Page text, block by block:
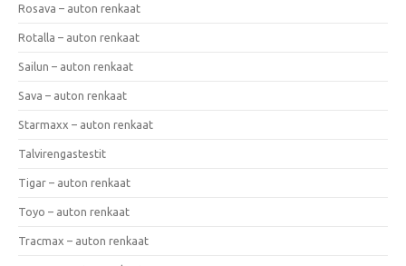
Rosava – auton renkaat
Rotalla – auton renkaat
Sailun – auton renkaat
Sava – auton renkaat
Starmaxx – auton renkaat
Talvirengastestit
Tigar – auton renkaat
Toyo – auton renkaat
Tracmax – auton renkaat